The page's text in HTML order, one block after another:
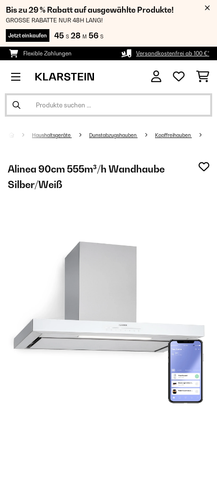
Bis zu 29 % Rabatt auf ausgewählte Produkte!
GROSSE RABATTE NUR 48H LANG!
Jetzt einkaufen 45 S 28 M 56 S
Flexible Zahlungen Versandkostenfrei ab 100 €*
Haushaltsgeräte Dunstabzugshauben Kopffreihauben
Alinea 90cm 555m³/h Wandhaube
Silber/Weiß